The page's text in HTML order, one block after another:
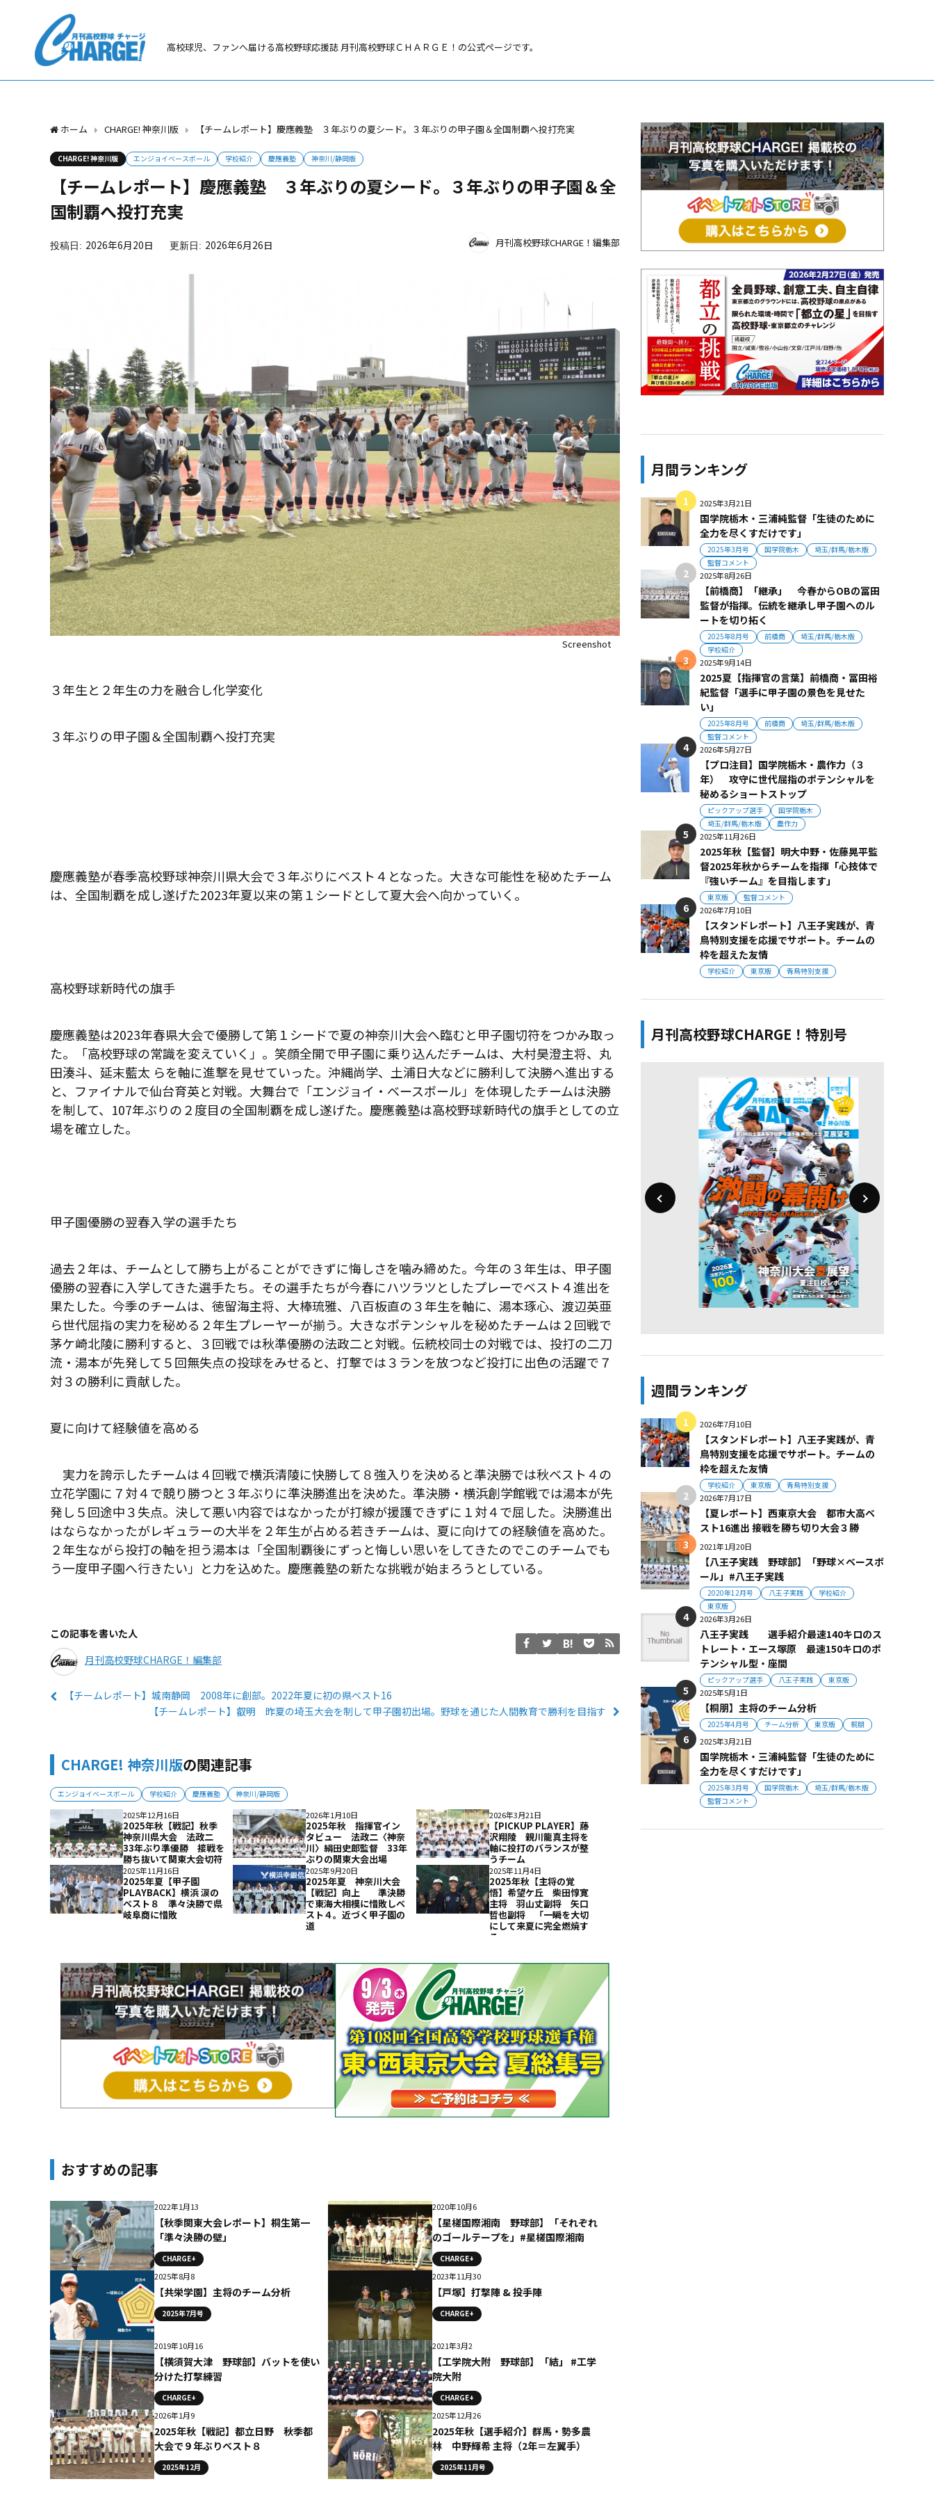
高校球児、ファンへ届ける高校野球応援誌 月刊高校野球ＣＨＡＲＧＥ！の公式ページです。
ホーム CHARGE! 神奈川版 【チームレポート】慶應義塾 ３年ぶりの夏シード。３年ぶりの甲子園＆全国制覇へ投打充実
CHARGE! 神奈川版 エンジョイベースボール 学校紹介 慶應義塾 神奈川/静岡版
【チームレポート】慶應義塾 ３年ぶりの夏シード。３年ぶりの甲子園＆全
国制覇へ投打充実
2026年6月20日 2026年6月26日 月刊高校野球CHARGE！編集部
Screenshot
３年生と２年生の力を融合し化学変化
３年ぶりの甲子園＆全国制覇へ投打充実
慶應義塾が春季高校野球神奈川県大会で３年ぶりにベスト４となった。大きな可能性を秘めたチーム
は、全国制覇を成し遂げた2023年夏以来の第１シードとして夏大会へ向かっていく。
高校野球新時代の旗手
慶應義塾は2023年春県大会で優勝して第１シードで夏の神奈川大会へ臨むと甲子園切符をつかみ取っ
た。「高校野球の常識を変えていく」。笑顔全開で甲子園に乗り込んだチームは、大村昊澄主将、丸
田湊斗、延末藍太 らを軸に進撃を見せていった。沖縄尚学、土浦日大などに勝利して決勝へ進出する
と、ファイナルで仙台育英と対戦。大舞台で「エンジョイ・ベースボール」を体現したチームは決勝
を制して、 107年ぶりの２度目の全国制覇を成し遂げた。慶應義塾は高校野球新時代の旗手としての立
場を確立した。
甲子園優勝の翌春入学の選手たち
過去２年は、チームとして勝ち上がることができずに悔しさを噛み締めた。今年の３年生は、甲子園
優勝の翌春に入学してきた選手たち。その選手たちが今春にハツラツとしたプレーでベスト４進出を
果たした。今季のチームは、徳留海主将、大棒琉雅、八百板直の３年生を軸に、湯本琢心、渡辺英亜
ら世代屈指の実力を秘める２年生プレーヤーが揃う。大きなポテンシャルを秘めたチームは２回戦で
茅ケ崎北陵に勝利すると、３回戦では秋準優勝の法政二と対戦。伝統校同士の対戦では、投打の二刀
流・湯本が先発して５回無失点の投球をみせると、打撃では３ランを放つなど投打に出色の活躍で７
対３の勝利に貢献した。
夏に向けて経験値を高める
実力を誇示したチームは４回戦で横浜清陵に快勝して８強入りを決めると準決勝では秋ベスト４の
立花学園に７対４で競り勝つと３年ぶりに準決勝進出を決めた。準決勝・横浜創学館戦では湯本が先
発し５回途中３失点。決して悪い内容ではなかったが打線が援護できずに１対４で屈した。決勝進出
はならなかったがレギュラーの大半を２年生が占める若きチームは、夏に向けての経験値を高めた。
２年生ながら投打の軸を担う湯本は「全国制覇後にずっと悔しい思いをしてきたのでこのチームでも
う一度甲子園へ行きたい」と力を込めた。慶應義塾の新たな挑戦が始まろうとしている。
この記事を書いた人
月刊高校野球CHARGE！編集部
【チームレポート】城南静岡 2008年に創部。2022年夏に初の県ベスト16
【チームレポート】叡明 昨夏の埼玉大会を制して甲子園初出場。野球を通じた人間教育で勝利を目指す
CHARGE! 神奈川版の関連記事
エンジョイベースボール 学校紹介 慶應義塾 神奈川/静岡版
2025年12月16日
2025年秋【戦記】秋季
神奈川県大会 法政二
33年ぶり準優勝 接戦を
勝ち抜いて関東大会切符
2026年1月10日
2025年秋 指揮官イン
タビュー 法政二〈神奈
川〉絹田史郎監督 33年
ぶりの関東大会出場
2026年3月21日
【PICKUP PLAYER】藤
沢翔陵 親川龍真主将を
軸に投打のバランスが整
うチーム
2025年11月16日
2025年夏【甲子園
PLAYBACK】横浜 涙の
ベスト８ 準々決勝で県
岐阜商に惜敗
2025年9月20日
2025年夏 神奈川大会
【戦記】向上 準決勝
で東海大相模に惜敗しベ
スト４。近づく甲子園の
道
2025年11月4日
2025年秋【主将の覚
悟】希望ケ丘 柴田惇寛
主将 羽山丈副将 矢口
哲也副将 「一瞬を大切
にして来夏に完全燃焼す
る」
おすすめの記事
2022年1月13
【秋季関東大会レポート】桐生第一
「準々決勝の壁」
CHARGE+
2020年10月6
【星槎国際湘南 野球部】「それぞれ
のゴールテープを」#星槎国際湘南
CHARGE+
2025年8月8
【共栄学園】主将のチーム分析
2025年7月号
2023年11月30
【戸塚】打撃陣 & 投手陣
CHARGE+
2019年10月16
【横須賀大津 野球部】バットを使い
分けた打撃練習
CHARGE+
2021年3月2
【工学院大附 野球部】「結」 #工学
院大附
CHARGE+
2026年1月9
2025年秋【戦記】都立日野 秋季都
大会で９年ぶりベスト８
2025年12月
2025年12月26
2025年秋【選手紹介】群馬・勢多農
林 中野輝希 主将（2年＝左翼手）
2025年11月号
月間ランキング
2025年3月21日
国学院栃木・三浦純監督「生徒のために
全力を尽くすだけです」
2025年3月号 国学院栃木
埼玉/群馬/栃木版
監督コメント
2025年8月26日
【前橋商】「継承」 今春からOBの冨田
監督が指揮。伝統を継承し甲子園へのル
ートを切り拓く
2025年8月号 前橋商
埼玉/群馬/栃木版
学校紹介
2025年9月14日
2025夏【指揮官の言葉】前橋商・冨田裕
紀監督「選手に甲子園の景色を見せた
い」
2025年8月号 前橋商
埼玉/群馬/栃木版
監督コメント
2026年5月27日
【プロ注目】国学院栃木・農作力（３
年） 攻守に世代屈指のポテンシャルを
秘めるショートストップ
ピックアップ選手
国学院栃木
埼玉/群馬/栃木版
農作力
2025年11月26日
2025年秋【監督】明大中野・佐藤晃平監
督2025年秋からチームを指揮「心技体で
『強いチーム』を目指します」
東京版 監督コメント
2026年7月10日
【スタンドレポート】八王子実践が、青
鳥特別支援を応援でサポート。チームの
枠を超えた友情
学校紹介 東京版 青鳥特別支援
月刊高校野球CHARGE！特別号
週間ランキング
2026年7月10日
【スタンドレポート】八王子実践が、青
鳥特別支援を応援でサポート。チームの
枠を超えた友情
学校紹介 東京版 青鳥特別支援
2026年7月17日
【夏レポート】西東京大会 都市大高ベ
スト16進出 接戦を勝ち切り大会３勝
2021年1月20日
【八王子実践 野球部】「野球×ベースボ
ール」#八王子実践
2020年12月号 八王子実践
学校紹介
東京版
2026年3月26日
八王子実践 選手紹介最速140キロのス
トレート・エース塚原 最速150キロのポ
テンシャル型・座間
ピックアップ選手 八王子実践 東京版
2025年5月1日
【桐朋】主将のチーム分析
2025年4月号 チーム分析 東京版 桐朋
2025年3月21日
国学院栃木・三浦純監督「生徒のために
全力を尽くすだけです」
2025年3月号 国学院栃木
埼玉/群馬/栃木版
監督コメント